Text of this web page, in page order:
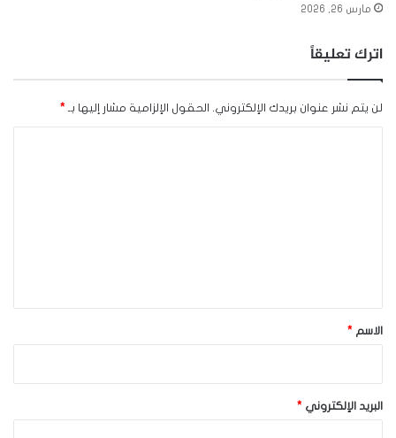
مارس 26, 2026
اترك تعليقاً
لن يتم نشر عنوان بريدك الإلكتروني. الحقول الإلزامية مشار إليها بـ *
*الاسم *
البريد الإلكتروني *